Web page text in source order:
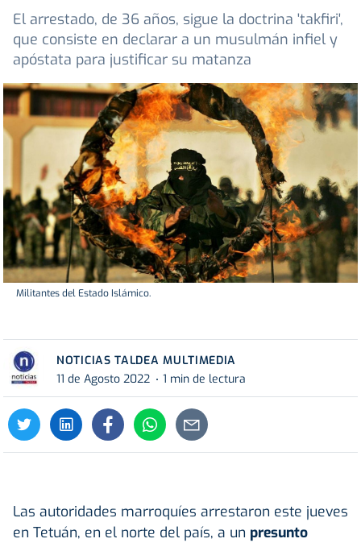
El arrestado, de 36 años, sigue la doctrina 'takfiri',
que consiste en declarar a un musulmán infiel y
apóstata para justificar su matanza
Militantes del Estado Islámico.
NOTICIAS TALDEA MULTIMEDIA
11 de Agosto 2022
1 min de lectura
Las autoridades marroquíes arrestaron este jueves
en Tetuán, en el norte del país, a un presunto